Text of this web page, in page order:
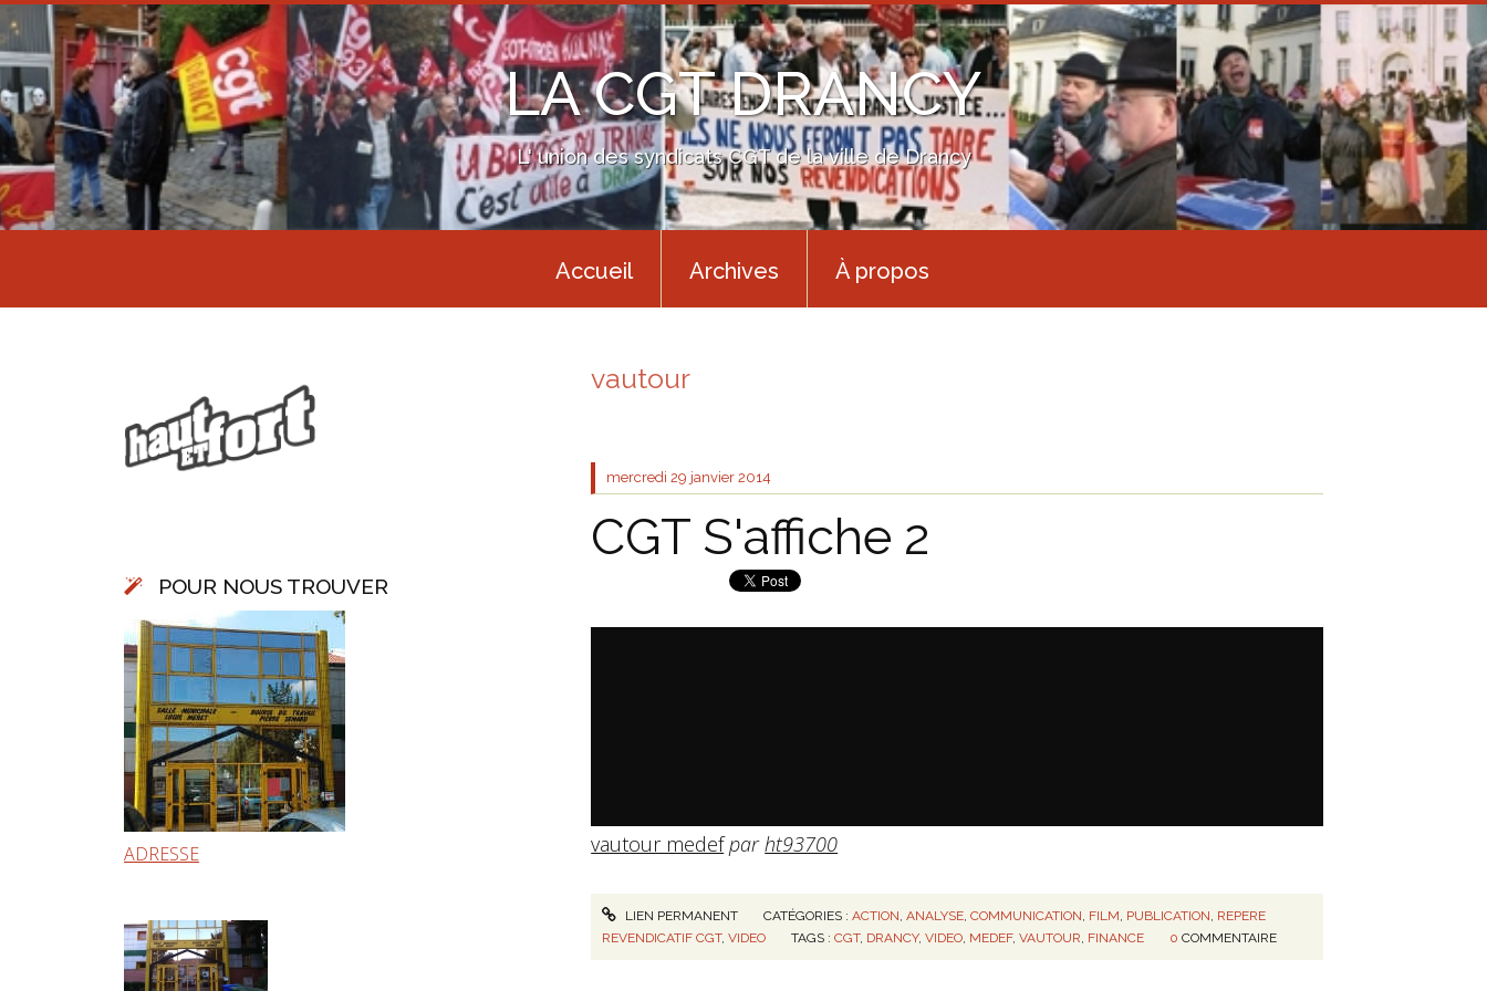
LA CGT DRANCY
L' union des syndicats CGT de la ville de Drancy
Accueil Archives À propos
POUR NOUS TROUVER
ADRESSE
vautour
mercredi 29 janvier 2014
CGT S'affiche 2
vautour medef parht93700
LIEN PERMANENT CATÉGORIES : ACTION ANALYSE, COMMUNICATION FILM PUBLICATION REPERE
REVENDICATIF CGT,VIDEO TAGS :CGT, DRANCY,VIDEO MEDEF,VAUTOUR FINANCE 0 COMMENTAIRE